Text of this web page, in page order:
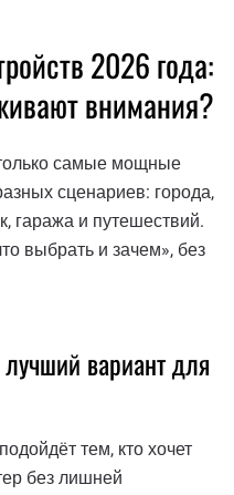
2026 года:
внимания?
самые мощные
сценариев: города,
гаража и путешествий.
выбрать и зачем», без
вариант для
тем, кто хочет
без лишней